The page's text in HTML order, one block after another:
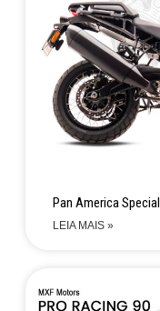
Pan America Special
LEIA MAIS »